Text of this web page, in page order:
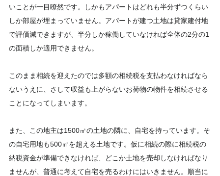
いことが一目瞭然です。しかもアパートはどれも半分ずつくらい
しか部屋が埋まっていません。アパートが建つ土地は貸家建付地
で評価減できますが、半分しか稼働していなければ全体の2分の1
の面積しか適用できません。
このまま相続を迎えたのでは多額の相続税を支払わなければなら
ないうえに、さして収益も上がらないお荷物の物件を相続させる
ことになってしまいます。
また、この地主は1500㎡の土地の隣に、自宅を持っています。そ
の自宅用地も500㎡を超える土地です。仮に相続の際に相続税の
納税資金が準備できなければ、どこか土地を売却しなければなり
ませんが、普通に考えて自宅を売るわけにはいきません。順当に